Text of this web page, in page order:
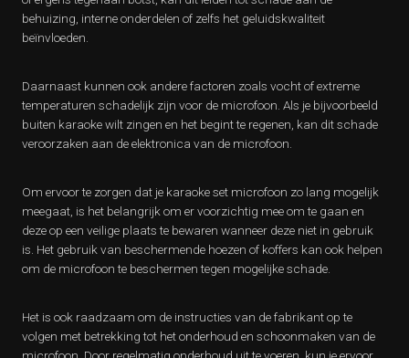
behuizing, interne onderdelen of zelfs het geluidskwaliteit
beïnvloeden.
Daarnaast kunnen ook andere factoren zoals vocht of extreme
temperaturen schadelijk zijn voor de microfoon. Als je bijvoorbeeld
buiten karaoke wilt zingen en het begint te regenen, kan dit schade
veroorzaken aan de elektronica van de microfoon.
Om ervoor te zorgen dat je karaoke set microfoon zo lang mogelijk
meegaat, is het belangrijk om er voorzichtig mee om te gaan en
deze op een veilige plaats te bewaren wanneer deze niet in gebruik
is. Het gebruik van beschermende hoezen of koffers kan ook helpen
om de microfoon te beschermen tegen mogelijke schade.
Het is ook raadzaam om de instructies van de fabrikant op te
volgen met betrekking tot het onderhoud en schoonmaken van de